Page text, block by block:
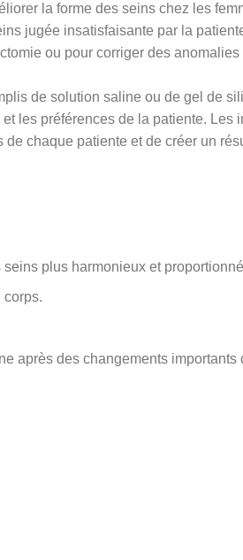
la forme des seins chez les
jugée insatisfaisante par la
ou pour corriger des
de solution saline ou de gel de
les préférences de la patiente. Les
chaque patiente et de créer un
plus harmonieux et
corps.
après des changements importants